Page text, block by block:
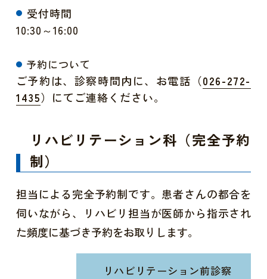
受付時間
10:30～16:00
予約について
ご予約は、診察時間内に、お電話（026-272-
1435）にてご連絡ください。
リハビリテーション科（完全予約
制）
担当による完全予約制です。患者さんの都合を
伺いながら、リハビリ担当が医師から指示され
た頻度に基づき予約をお取りします。
リハビリテーション前診察